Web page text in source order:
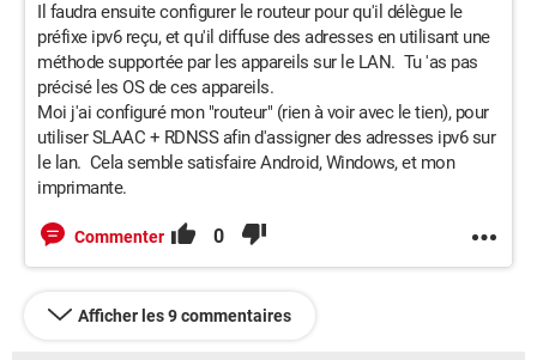
Il faudra ensuite configurer le routeur pour qu'il délègue le
préfixe ipv6 reçu, et qu'il diffuse des adresses en utilisant une
méthode supportée par les appareils sur le LAN. Tu 'as pas
précisé les OS de ces appareils.
Moi j'ai configuré mon "routeur" (rien à voir avec le tien), pour
utiliser SLAAC + RDNSS afin d'assigner des adresses ipv6 sur
le lan. Cela semble satisfaire Android, Windows, et mon
imprimante.
Commenter 0
Afficher les 9 commentaires